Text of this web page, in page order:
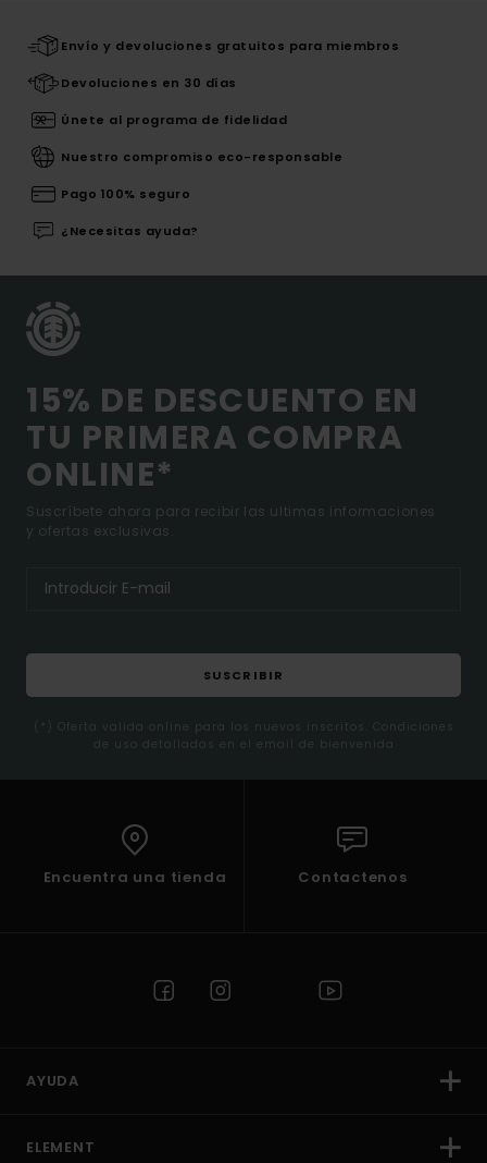
Envío y devoluciones gratuitos para miembros
Devoluciones en 30 días
Únete al programa de fidelidad
Nuestro compromiso eco-responsable
Pago 100% seguro
¿Necesitas ayuda?
15% DE DESCUENTO EN
TU PRIMERA COMPRA
ONLINE*
Suscríbete ahora para recibir las ultimas informaciones
y ofertas exclusivas.
SUSCRIBIR
(*) Oferta valida online para los nuevos inscritos. Condiciones
de uso detalladas en el email de bienvenida
Encuentra una tienda Contactenos
AYUDA
ELEMENT